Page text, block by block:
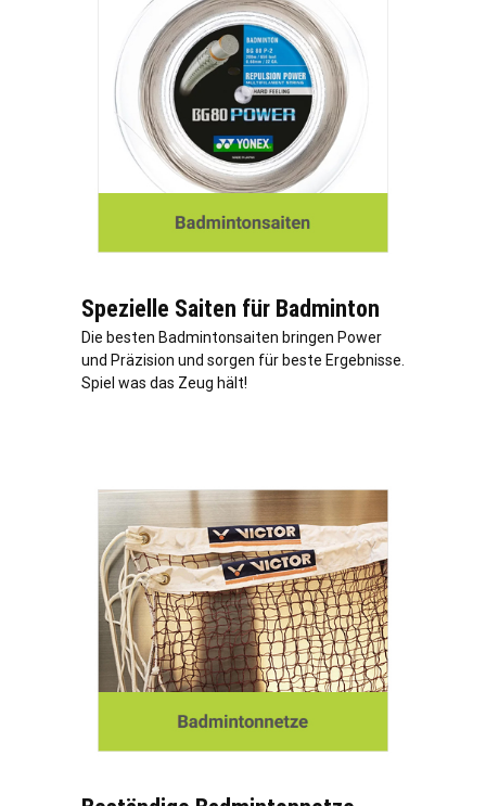
Spezielle Saiten für Badminton
Die besten Badmintonsaiten bringen Power
und Präzision und sorgen für beste Ergebnisse.
Spiel was das Zeug hält!